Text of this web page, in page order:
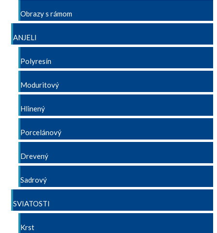
Obrazy s rámom
ANJELI
Polyresín
Moduritový
Hlinený
Porcelánový
Drevený
Sadrový
SVIATOSTI
Krst